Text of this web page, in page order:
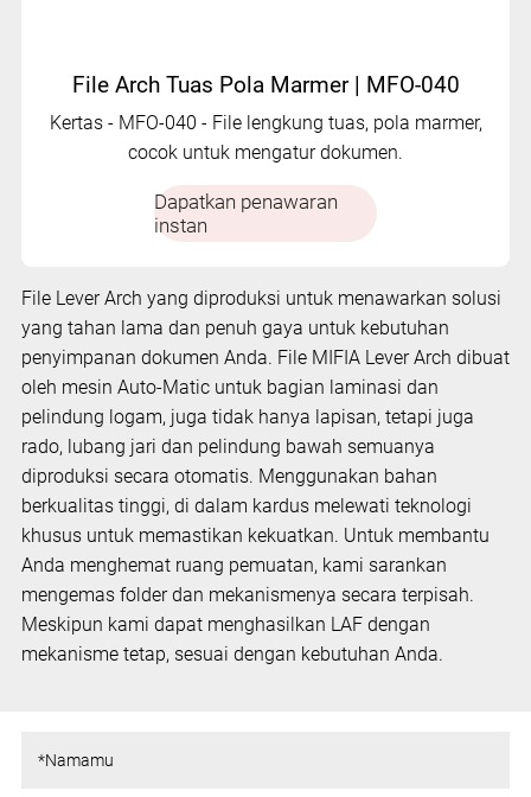
File Arch Tuas Pola Marmer | MFO-040
Kertas - MFO-040 - File lengkung tuas, pola marmer,
cocok untuk mengatur dokumen.
Dapatkan penawaran
instan
File Lever Arch yang diproduksi untuk menawarkan solusi
yang tahan lama dan penuh gaya untuk kebutuhan
penyimpanan dokumen Anda. File MIFIA Lever Arch dibuat
oleh mesin Auto-Matic untuk bagian laminasi dan
pelindung logam, juga tidak hanya lapisan, tetapi juga
rado, lubang jari dan pelindung bawah semuanya
diproduksi secara otomatis. Menggunakan bahan
berkualitas tinggi, di dalam kardus melewati teknologi
khusus untuk memastikan kekuatkan. Untuk membantu
Anda menghemat ruang pemuatan, kami sarankan
mengemas folder dan mekanismenya secara terpisah.
Meskipun kami dapat menghasilkan LAF dengan
mekanisme tetap, sesuai dengan kebutuhan Anda.